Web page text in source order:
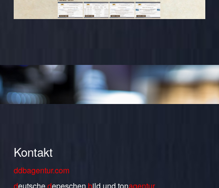
Kontakt
ddbagentur.com